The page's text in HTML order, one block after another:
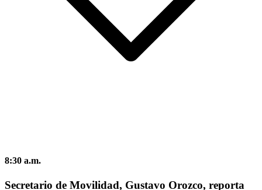
8:30 a.m.
Secretario de Movilidad, Gustavo Orozco, reporta